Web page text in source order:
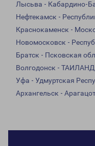
Лысьва - Кабардино-
Нефтекамск -
Краснокаменск -
Новомосковск -
Братск - Псковская
Волгодонск - ТАИЛАНД
Уфа - Удмуртская
Архангельск -